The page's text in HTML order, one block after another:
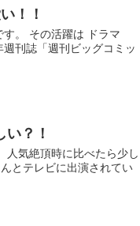
！！
。 その活躍は ドラマ
刊誌「週刊ビッグコミッ
？！
人気絶頂時に比べたら少し
とテレビに出演されてい